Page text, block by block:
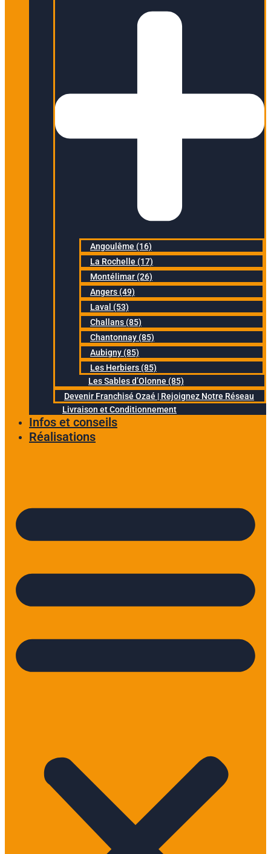
Angoulême (16)
La Rochelle (17)
Montélimar (26)
Angers (49)
Laval (53)
Challans (85)
Chantonnay (85)
Aubigny (85)
Les Herbiers (85)
Les Sables d’Olonne (85)
Devenir Franchisé Ozaé | Rejoignez Notre Réseau
Livraison et Conditionnement
Infos et conseils
Réalisations